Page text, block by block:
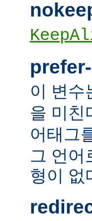
이 변수
을 미친
어태그
그 언어
형이 없